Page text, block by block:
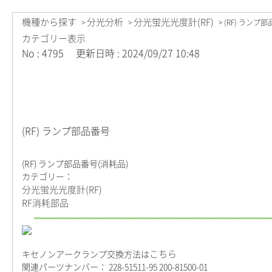
機種から探す > 分光分析 > 分光蛍光光度計(RF) > (RF) ランプ部
カテゴリー表示
No : 4795 更新日時 : 2024/09/27 10:48
(RF) ランプ部品番号
(RF) ランプ部品番号(消耗品)
カテゴリー：
分光蛍光光度計(RF)
RF消耗部品
キセノンアークランプ交換方法は こちら
関連パーツナンバー： 228-51511-95 200-81500-01